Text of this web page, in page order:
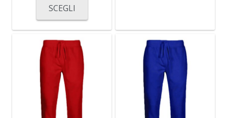
SCEGLI